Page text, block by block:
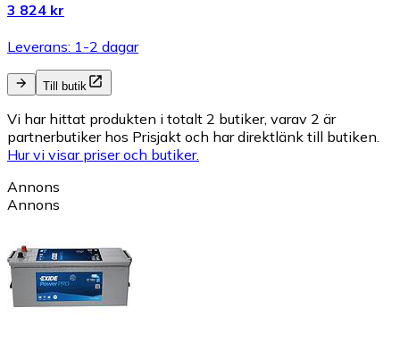
3 824 kr
Leverans: 1-2 dagar
Till butik
Vi har hittat produkten i totalt 2 butiker, varav 2 är
partnerbutiker hos Prisjakt och har direktlänk till butiken.
Hur vi visar priser och butiker.
Annons
Annons